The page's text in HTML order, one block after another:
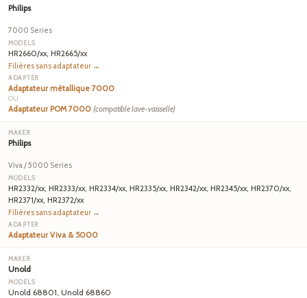
Philips
7000 Series
HR2660/xx, HR2665/xx
Filières sans adaptateur →
Adaptateur métallique 7000
OU
Adaptateur POM 7000 (compatible lave-vaisselle)
Philips
Viva / 5000 Series
HR2332/xx, HR2333/xx, HR2334/xx, HR2335/xx, HR2342/xx, HR2345/xx, HR2370/xx,
HR2371/xx, HR2372/xx
Filières sans adaptateur →
Adaptateur Viva & 5000
Unold
Unold 68801, Unold 68860